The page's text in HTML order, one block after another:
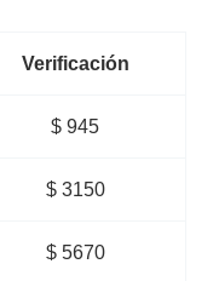
Verificación
$ 945
$ 3150
$ 5670